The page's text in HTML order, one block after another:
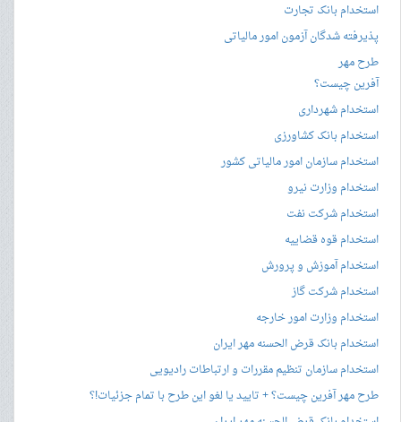
استخدام بانک تجارت
پذیرفته شدگان آزمون امور مالیاتی
طرح مهر
آفرین چیست؟
استخدام شهرداری
استخدام بانک کشاورزی
استخدام سازمان امور مالیاتی کشور
استخدام وزارت نیرو
استخدام شرکت نفت
استخدام قوه قضاییه
استخدام آموزش و پرورش
استخدام شرکت گاز
استخدام وزارت امور خارجه
استخدام بانک قرض الحسنه مهر ایران
استخدام سازمان تنظیم مقررات و ارتباطات رادیویی
طرح مهر آفرین چیست؟ + تایید یا لغو این طرح با تمام جزئیات!؟